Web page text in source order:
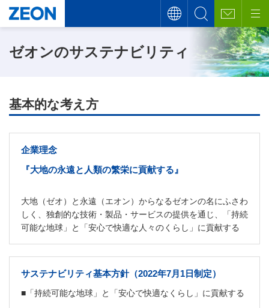
ゼオンのサステナビリティ
基本的な考え方
企業理念
『大地の永遠と人類の繁栄に貢献する』
大地（ゼオ）と永遠（エオン）からなるゼオンの名にふさわ
しく、独創的な技術・製品・サービスの提供を通じ、「持続
可能な地球」と「安心で快適な人々のくらし」に貢献する
サステナビリティ基本方針（2022年7月1日制定）
■「持続可能な地球」と「安心で快適なくらし」に貢献する